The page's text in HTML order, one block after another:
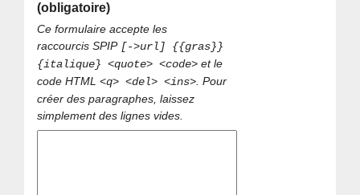
(obligatoire)
Ce formulaire accepte les
raccourcis SPIP [->url] {{gras}}
{italique} <quote> <code> et le
code HTML<q> <del> <ins>. Pour
créer des paragraphes, laissez
simplement des lignes vides.